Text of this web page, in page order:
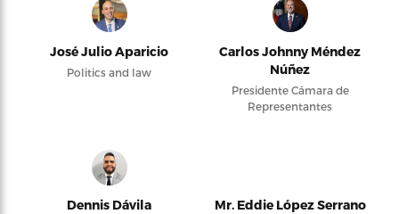
José Julio Aparicio
Politics and law
Carlos Johnny Méndez
Núñez
Presidente Cámara de
Representantes
Dennis Dávila Mr. Eddie López Serrano